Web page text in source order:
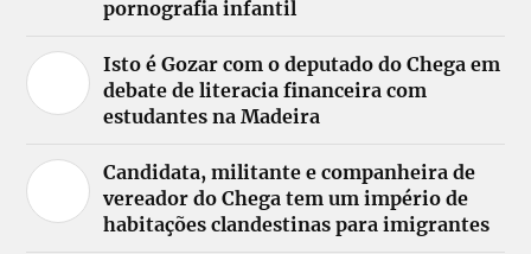
pornografia infantil
Isto é Gozar com o deputado do Chega em
debate de literacia financeira com
estudantes na Madeira
Candidata, militante e companheira de
vereador do Chega tem um império de
habitações clandestinas para imigrantes